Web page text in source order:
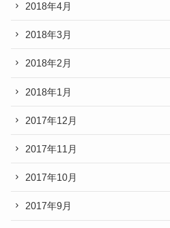
2018年4月
2018年3月
2018年2月
2018年1月
2017年12月
2017年11月
2017年10月
2017年9月